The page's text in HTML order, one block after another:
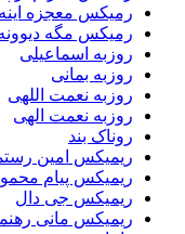
رمیکس معجزه
رمیکس مگه
روزبه اسماعیلی
روزبه بمانی
روزبه نعمت اللهی
روزبه نعمت الهی
روناک بند
ریمیکس امین
ریمیکس پیام
ریمیکس جی دال
ریمیکس مانی